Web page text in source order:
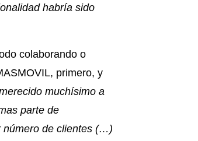
habría sido
colaborando o
primero, y
muchísimo a
parte de
de clientes (…)